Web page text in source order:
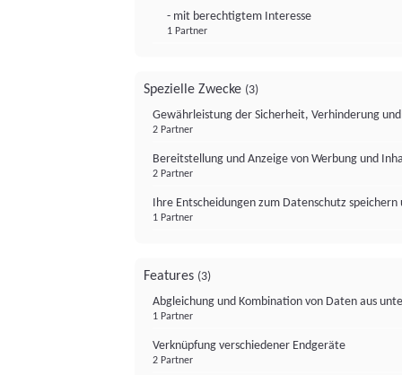
- mit berechtigtem Interesse
1 Partner
Spezielle Zwecke (3)
Gewährleistung der Sicherheit, Verhinderung
2 Partner
Bereitstellung und Anzeige von Werbung und
2 Partner
Ihre Entscheidungen zum Datenschutz
1 Partner
Features (3)
Abgleichung und Kombination von Daten aus
1 Partner
Verknüpfung verschiedener Endgeräte
2 Partner